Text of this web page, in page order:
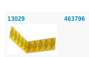
13029 463796